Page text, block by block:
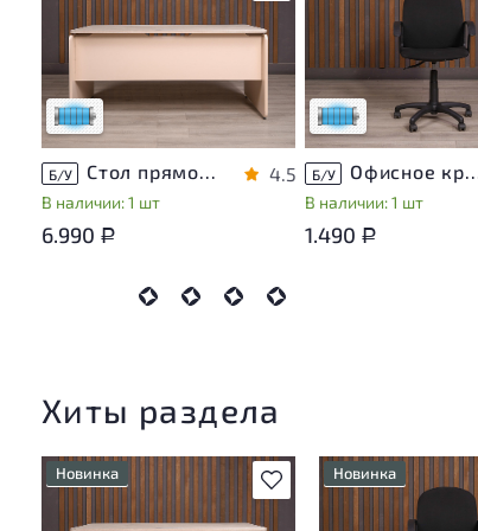
приближено к новому, могут
присутствовать
незначительные следы
эксплуатации
Низкая степень износа
Б/У Стол прямоугольный Accord ДСП Дуб Россия
В наличии: 1 шт
4.5
6.990 Р
Состояние товара
приближено к новому,
присутствовать
незначительные следы
эксплуатации
Низкая степень
Б/У Офисное кресло
В наличии: 1 шт
1.490 Р
Хиты раздела
В избранное
Новинка
приближено к новому, могут
Новинка
Состояние товара
приближено к